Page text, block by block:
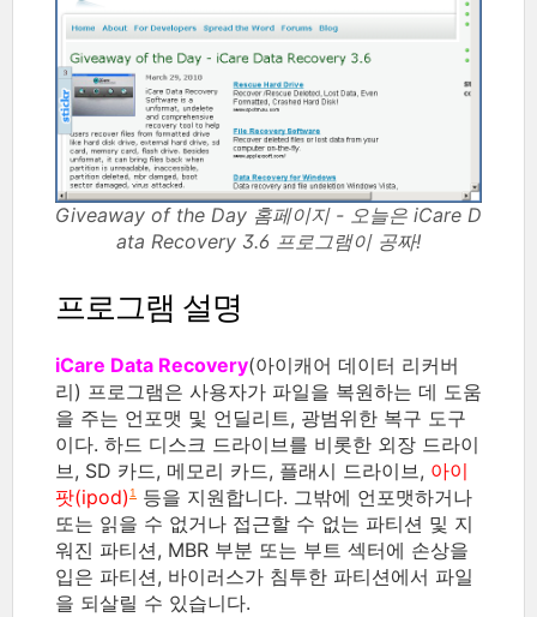
Giveaway of the Day 홈페이지 - 오늘은 iCare D
ata Recovery 3.6 프로그램이 공짜!
프로그램 설명
iCare Data Recovery(아이캐어 데이터 리커버
리) 프로그램은 사용자가 파일을 복원하는 데 도움
을 주는 언포맷 및 언딜리트, 광범위한 복구 도구
이다. 하드 디스크 드라이브를 비롯한 외장 드라이
브, SD 카드, 메모리 카드, 플래시 드라이브, 아이
팟(ipod) 1
등을 지원합니다. 그밖에 언포맷하거나
또는 읽을 수 없거나 접근할 수 없는 파티션 및 지
워진 파티션, MBR 부분 또는 부트 섹터에 손상을
입은 파티션, 바이러스가 침투한 파티션에서 파일
을 되살릴 수 있습니다.